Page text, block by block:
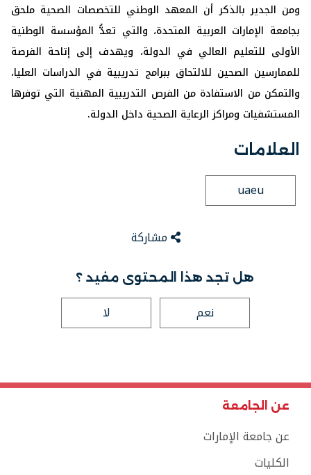
ومن الجدير بالذكر أن المعهد الوطني للتخصصات الصحية ملحق
‏بجامعة الإمارات العربية المتحدة، والتي تعدُّ المؤسسة الوطنية
‏الأولى للتعليم العالي في الدولة، ويهدف إلى إتاحة الفرصة
للممارسين الصحين للالتحاق ببرامج تدريبية في الدراسات العليا،
والتمكن من الاستفادة من الفرص التدريبية المهنية التي توفرها
المستشفيات ومراكز الرعاية الصحية داخل الدولة.
العلامات
uaeu
مشاركة
هل تجد هذا المحتوى مفيد ؟
نعم لا
عن الجامعة
عن جامعة الإمارات
الكليات